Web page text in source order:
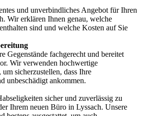
und unverbindliches Angebot für Ihren
Wir erklären Ihnen genau, welche
sind und welche Kosten auf Sie
Gegenstände fachgerecht und bereitet
Wir verwenden hochwertige
sicherzustellen, dass Ihre
unbeschädigt ankommen.
sicher und zuverlässig zu
Ihrem neuen Büro in Lyssach. Unsere